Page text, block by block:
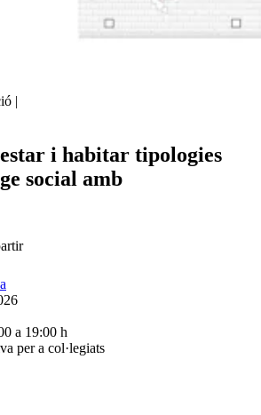
|
i habitar tipologies
social amb
a 19:00 h
per a col·legiats